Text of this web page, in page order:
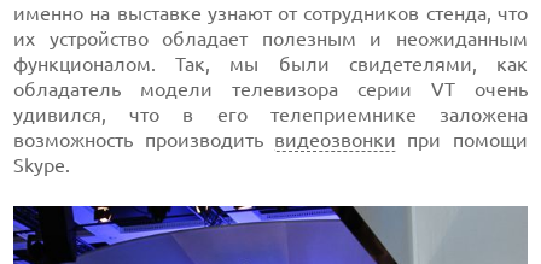
именно на выставке узнают от сотрудников стенда, что
их устройство обладает полезным и неожиданным
функционалом. Так, мы были свидетелями, как
обладатель модели телевизора серии VT очень
удивился, что в его телеприемнике заложена
возможность производить видеозвонки при помощи
Skype.